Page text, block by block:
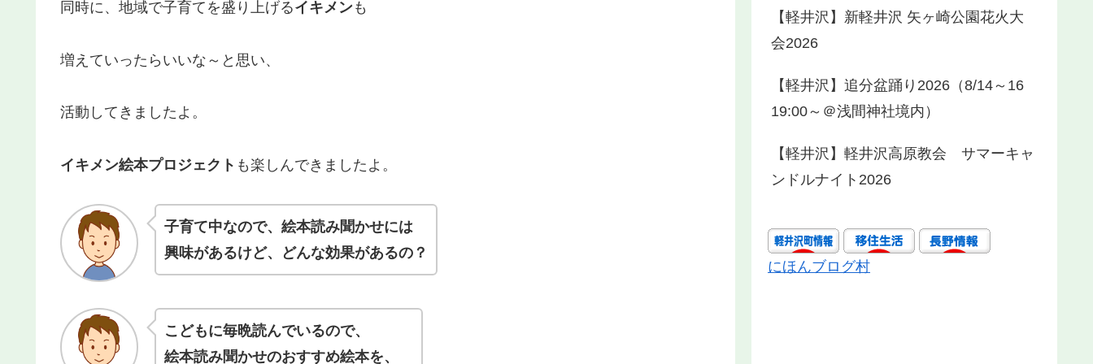
同時に、地域で子育てを盛り上げるイキメンも
増えていったらいいな～と思い、
活動してきましたよ。
イキメン絵本プロジェクト も楽しんできましたよ。
子育て中なので、絵本読み聞かせには
興味があるけど、どんな効果があるの？
こどもに毎晩読んでいるので、
絵本読み聞かせのおすすめ絵本を、
【軽井沢】新軽井沢 矢ヶ崎公園花火大
会2026
【軽井沢】追分盆踊り2026（8/14～16
19:00～＠浅間神社境内）
【軽井沢】軽井沢高原教会 サマーキャ
ンドルナイト2026
にほんブログ村